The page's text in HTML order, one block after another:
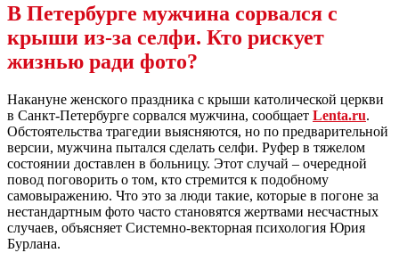
В Петербурге мужчина сорвался с
крыши из-за селфи. Кто рискует
жизнью ради фото?
Накануне женского праздника с крыши католической церкви
в Санкт-Петербурге сорвался мужчина, сообщает Lenta.ru.
Обстоятельства трагедии выясняются, но по предварительной
версии, мужчина пытался сделать селфи. Руфер в тяжелом
состоянии доставлен в больницу. Этот случай – очередной
повод поговорить о том, кто стремится к подобному
самовыражению. Что это за люди такие, которые в погоне за
нестандартным фото часто становятся жертвами несчастных
случаев, объясняет Системно-векторная психология Юрия
Бурлана.